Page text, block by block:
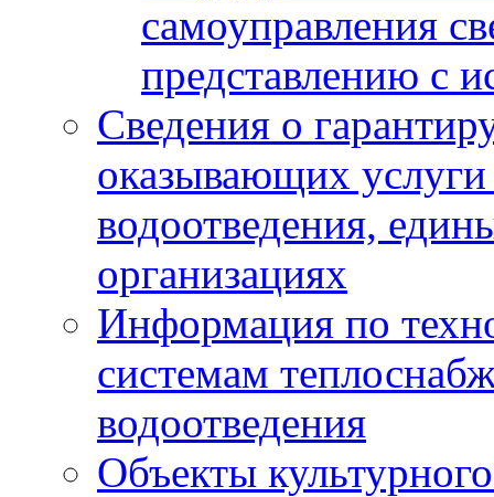
самоуправления
представлению с
Сведения о
оказывающих
водоотведения,
организациях
Информация по
системам
водоотведения
Объекты